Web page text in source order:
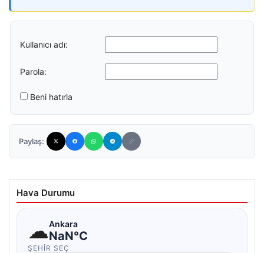
Kullanıcı adı:
Parola:
Beni hatırla
Paylaş:
Hava Durumu
☁Ankara
NaN°C
ŞEHIR SEÇ